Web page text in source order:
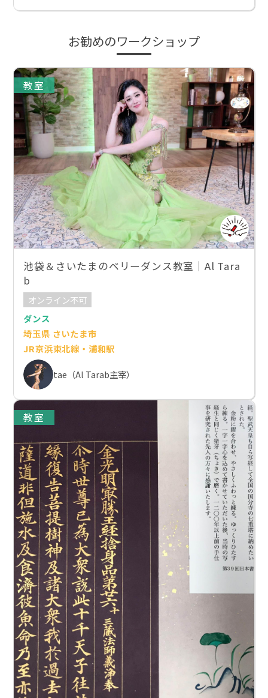
お勧めのワークショップ
教室
池袋＆さいたまのベリーダンス教室｜Al Tara
b
オンライン不可
ダンス
埼玉県 さいたま市
JR京浜東北線・浦和駅
tae（Al Tarab主宰）
教室